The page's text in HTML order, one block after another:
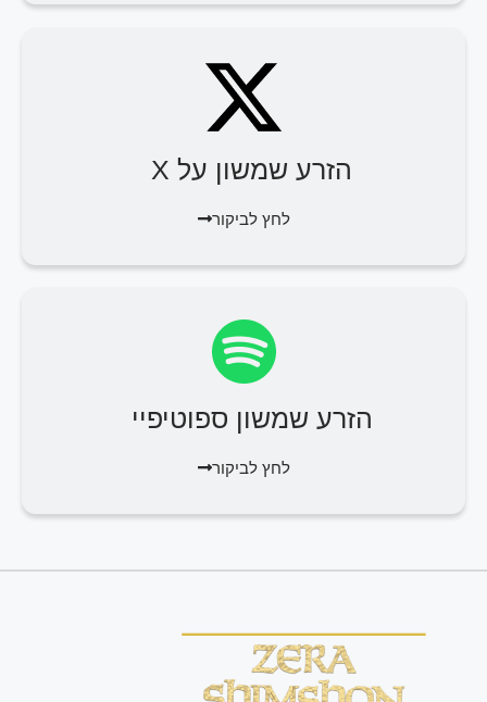
הזרע שמשון על X
לחץ לביקור
הזרע שמשון ספוטיפיי
לחץ לביקור